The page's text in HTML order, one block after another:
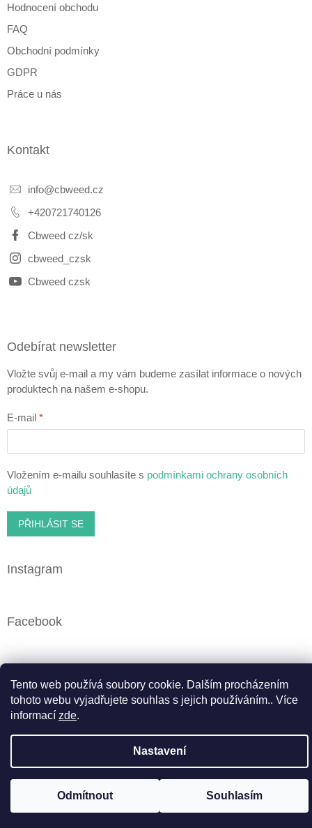
Tento web používá soubory cookie. Dalším procházením
tohoto webu vyjadřujete souhlas s jejich používáním.. Více
informací zde.
Nastavení
Odmítnout Souhlasím
Hodnocení obchodu
FAQ
Obchodní podmínky
GDPR
Práce u nás
Kontakt
info@cbweed.cz
+420721740126
Cbweed cz/sk
cbweed_czsk
Cbweed czsk
Odebírat newsletter
Vložte svůj e-mail a my vám budeme zasílat informace o nových
produktech na našem e-shopu.
E-mail
Vložením e-mailu souhlasíte s podmínkami ochrany osobních
údajů
PŘIHLÁSIT SE
Instagram
Facebook
Vytvořil Shoptet